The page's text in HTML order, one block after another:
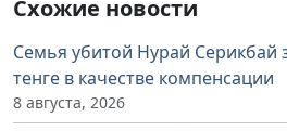
Схожие новости
Семья убитой Нурай Серикбай
тенге в качестве компенсации
8 августа, 2026